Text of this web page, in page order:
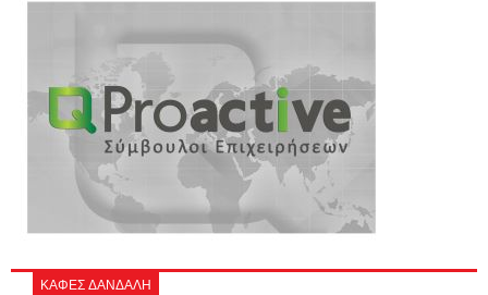
ΚΑΦΕΣ ΔΑΝΔΑΛΗ